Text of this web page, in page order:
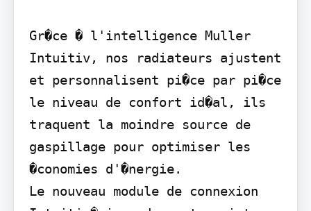
Gr�ce � l'intelligence Muller
Intuitiv, nos radiateurs ajustent
et personnalisent pi�ce par pi�ce
le niveau de confort id�al, ils
traquent la moindre source de
gaspillage pour optimiser les
�conomies d'�nergie.
Le nouveau module de connexion